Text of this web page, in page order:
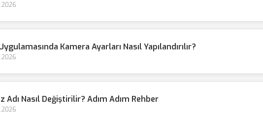
Kamera Ayarları Nasıl Yapılandırılır?
Adı Nasıl Değiştirilir? Adım Adım Rehber